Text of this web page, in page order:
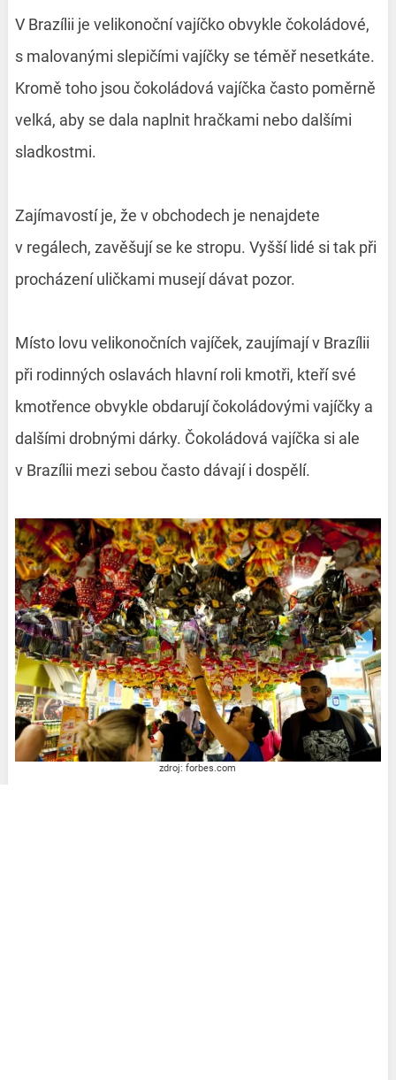
V Brazílii je velikonoční vajíčko obvykle čokoládové,
s malovanými slepičími vajíčky se téměř nesetkáte.
Kromě toho jsou čokoládová vajíčka často poměrně
velká, aby se dala naplnit hračkami nebo dalšími
sladkostmi.
Zajímavostí je, že v obchodech je nenajdete
v regálech, zavěšují se ke stropu. Vyšší lidé si tak při
procházení uličkami musejí dávat pozor.
Místo lovu velikonočních vajíček, zaujímají v Brazílii
při rodinných oslavách hlavní roli kmotři, kteří své
kmotřence obvykle obdarují čokoládovými vajíčky a
dalšími drobnými dárky. Čokoládová vajíčka si ale
v Brazílii mezi sebou často dávají i dospělí.
zdroj: forbes.com